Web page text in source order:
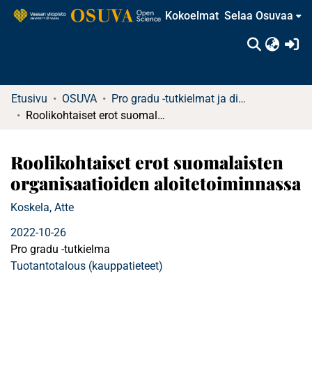
Kokoelmat Selaa Osuvaa
Etusivu OSUVA
Pro gradu -tutkielmat ja diplomityöt (rajattu saatavuus)
Roolikohtaiset erot suomalaisten organisaatioiden aloitetoiminnassa
Roolikohtaiset erot suomalaisten
organisaatioiden aloitetoiminnassa
Koskela, Atte
2022-10-26
Pro gradu -tutkielma
Tuotantotalous (kauppatieteet)